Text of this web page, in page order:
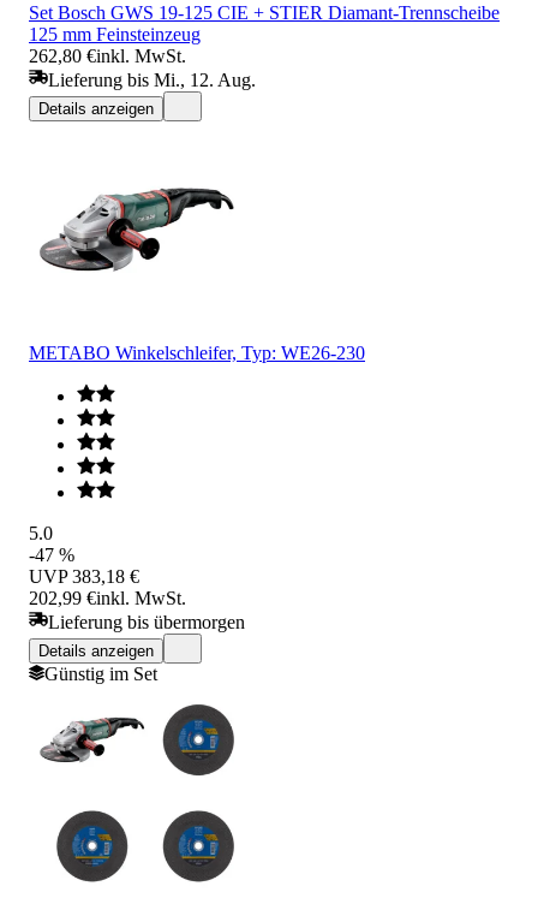
Set Bosch GWS 19-125 CIE + STIER Diamant-Trennscheibe
125 mm Feinsteinzeug
262,80 €inkl. MwSt.
Lieferung bis Mi., 12. Aug.
Details anzeigen
METABO Winkelschleifer, Typ: WE26-230
5.0
-47 %
UVP 383,18 €
202,99 €inkl. MwSt.
Lieferung bis übermorgen
Details anzeigen
Günstig im Set